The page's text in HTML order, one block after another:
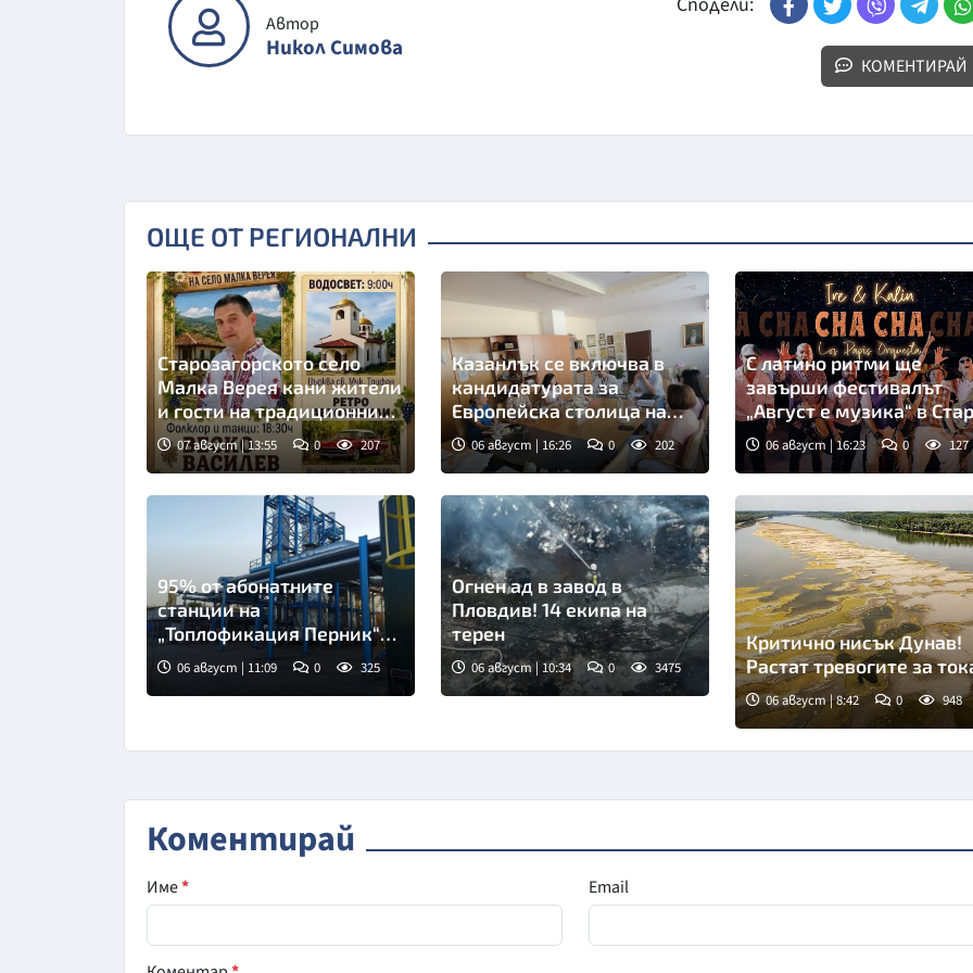
Автор
Никол Симова
КОМЕНТИРАЙ
ОЩЕ ОТ РЕГИОНАЛНИ
Старозагорското село
Малка Верея кани жители
и гости на традиционния
си събор
07 август | 13:55 0 207
Казанлък се включва в
кандидатурата за
Европейска столица на
културата през 2032 г.
06 август | 16:26 0 202
С латино ритми ще
завърши фестивалът
„Август е музика“ в
Загора
06 август | 16:23 0 127
95% от абонатните
станции на
„Топлофикация Перник“
вече са оборудвани за
дистанционно отчитане
06 август | 11:09 0 325
Огнен ад в завод в
Пловдив! 14 екипа на
терен
06 август | 10:34 0 3475
Снимка: goggle
Критично нисък Дунав!
Растат тревогите за
06 август | 8:42 0 948
Коментирай
Име* Email